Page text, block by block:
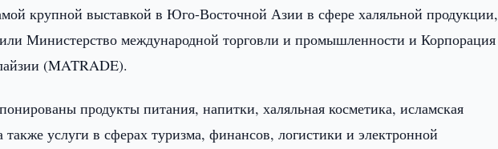
крупной выставкой в Юго-Восточной Азии в сфере халяльной продукции,
Министерство международной торговли и промышленности и Корпорация
(MATRADE).
продукты питания, напитки, халяльная косметика, исламская
услуги в сферах туризма, финансов, логистики и электронной